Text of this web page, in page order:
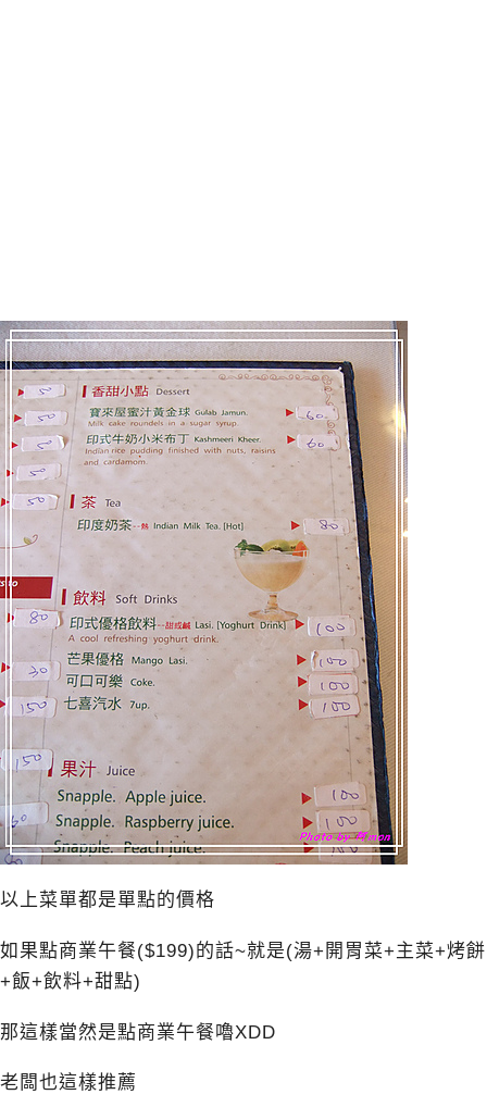
以上菜單都是單點的價格
如果點商業午餐($199)的話~就是(湯+開胃菜+主菜+烤餅
+飯+飲料+甜點)
那這樣當然是點商業午餐嚕XDD
老闆也這樣推薦